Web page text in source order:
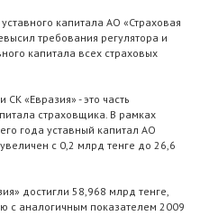
капитала АО «Страховая
требования регулятора и
капитала всех страховых
«Евразия» - это часть
страховщика. В рамках
года уставный капитал АО
с 0,2 млрд тенге до 26,6
достигли 58,968 млрд тенге,
с аналогичным показателем 2009